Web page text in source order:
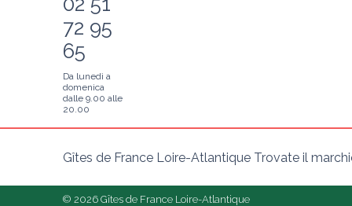
72 95
65
Da lunedì a
domenica
dalle 9.00 alle
20.00
Gîtes de France Loire-Atlantique Trovate il
© 2026 Gîtes de France Loire-Atlantique